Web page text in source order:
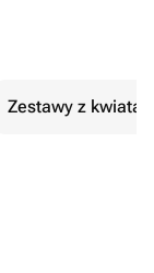
Zestawy z